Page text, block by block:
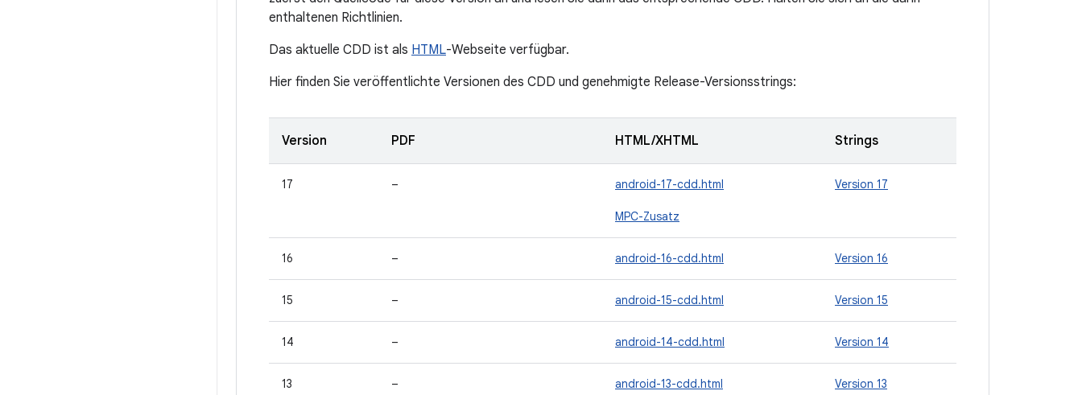
enthaltenen Richtlinien.
Das aktuelle CDD ist als HTML-Webseite verfügbar.
Hier finden Sie veröffentlichte Versionen des CDD und genehmigte Release-Versionsstrings:
Version PDF HTML/XHTML Strings
17 – android-17-cdd.html Version 17
MPC-Zusatz
16 – android-16-cdd.html Version 16
15 – android-15-cdd.html Version 15
14 – android-14-cdd.html Version 14
13 – android-13-cdd.html Version 13